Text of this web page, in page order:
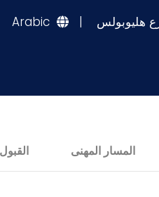
هليوبولس |
Arabic
المسار المهنى القبول